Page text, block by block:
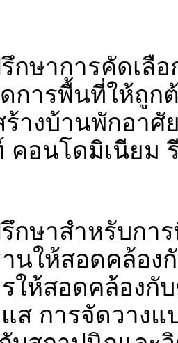
กษาการคัดเลื
การพื้นที่ให้ถูก
างบ้านพักอาศั
คอนโดมิเนียม
กษาสำหรับก
นให้สอดคล้อง
ให้สอดคล้อง
ส การจัดวาง